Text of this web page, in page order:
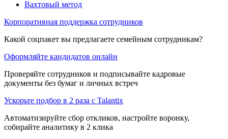
Вахтовый метод
Корпоративная поддержка сотрудников
Какой соцпакет вы предлагаете семейным сотрудникам?
Оформляйте кандидатов онлайн
Проверяйте сотрудников и подписывайте кадровые
документы без бумаг и личных встреч
Ускорьте подбор в 2 раза с Talantix
Автоматизируйте сбор откликов, настройте воронку,
собирайте аналитику в 2 клика